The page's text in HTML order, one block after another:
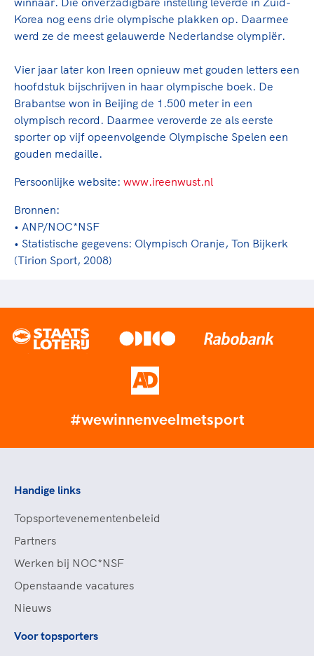
Korea nog eens drie olympische plakken op. Daarmee
werd ze de meest gelauwerde Nederlandse olympiër.
Vier jaar later kon Ireen opnieuw met gouden letters een
hoofdstuk bijschrijven in haar olympische boek. De
Brabantse won in Beijing de 1.500 meter in een
olympisch record. Daarmee veroverde ze als eerste
sporter op vijf opeenvolgende Olympische Spelen een
gouden medaille.
Persoonlijke website: www.ireenwust.nl
Bronnen:
• ANP/NOC*NSF
• Statistische gegevens: Olympisch Oranje, Ton Bijkerk
(Tirion Sport, 2008)
#wewinnenveelmetsport
Handige links
Topsportevenementenbeleid
Partners
Werken bij NOC*NSF
Openstaande vacatures
Nieuws
Voor topsporters